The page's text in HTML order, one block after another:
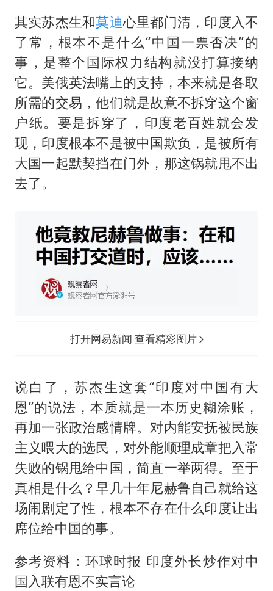
其实苏杰生和莫迪心里都门清，印度入不
了常，根本不是什么“中国一票否决”的
事，是整个国际权力结构就没打算接纳
它。美俄英法嘴上的支持，本来就是各取
所需的交易，他们就是故意不拆穿这个窗
户纸。要是拆穿了，印度老百姓就会发
现，印度根本不是被中国欺负，是被所有
大国一起默契挡在门外，那这锅就甩不出
去了。
打开网易新闻 查看精彩图片
说白了，苏杰生这套“印度对中国有大
恩”的说法，本质就是一本历史糊涂账，
再加一张政治感情牌。对内能安抚被民族
主义喂大的选民，对外能顺理成章把入常
失败的锅甩给中国，简直一举两得。至于
真相是什么？早几十年尼赫鲁自己就给这
场闹剧定了性，根本不存在什么印度让出
席位给中国的事。
参考资料：环球时报 印度外长炒作对中
国入联有恩不实言论